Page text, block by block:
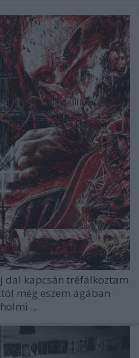
dal kapcsán tréfálkoztam
még eszem ágában
...